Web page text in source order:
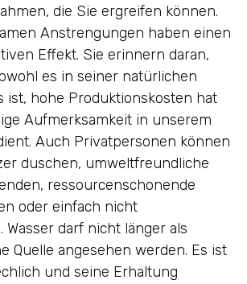
die Sie ergreifen können.
Anstrengungen haben einen
Effekt. Sie erinnern daran,
es in seiner natürlichen
ist, hohe Produktionskosten hat
Aufmerksamkeit in unserem
Auch Privatpersonen können
duschen, umweltfreundliche
ressourcenschonende
oder einfach nicht
darf nicht länger als
Quelle angesehen werden. Es ist
und seine Erhaltung